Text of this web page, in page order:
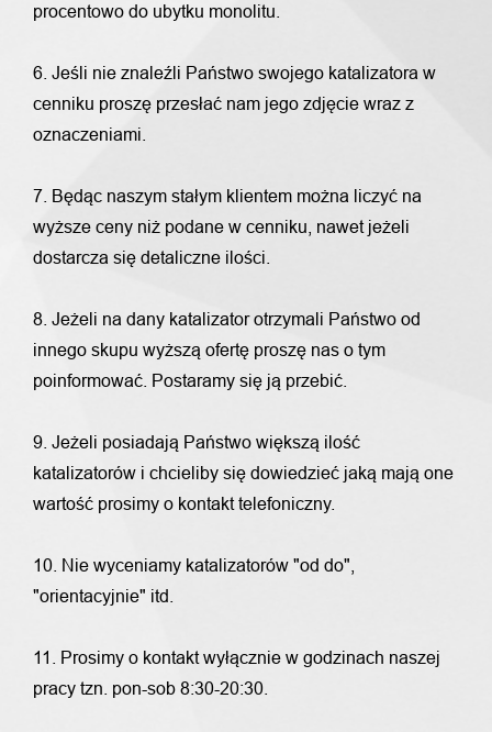
procentowo do ubytku monolitu.
6. Jeśli nie znaleźli Państwo swojego katalizatora w
cenniku proszę przesłać nam jego zdjęcie wraz z
oznaczeniami.
7. Będąc naszym stałym klientem można liczyć na
wyższe ceny niż podane w cenniku, nawet jeżeli
dostarcza się detaliczne ilości.
8. Jeżeli na dany katalizator otrzymali Państwo od
innego skupu wyższą ofertę proszę nas o tym
poinformować. Postaramy się ją przebić.
9. Jeżeli posiadają Państwo większą ilość
katalizatorów i chcieliby się dowiedzieć jaką mają one
wartość prosimy o kontakt telefoniczny.
10. Nie wyceniamy katalizatorów "od do",
"orientacyjnie" itd.
11. Prosimy o kontakt wyłącznie w godzinach naszej
pracy tzn. pon-sob 8:30-20:30.